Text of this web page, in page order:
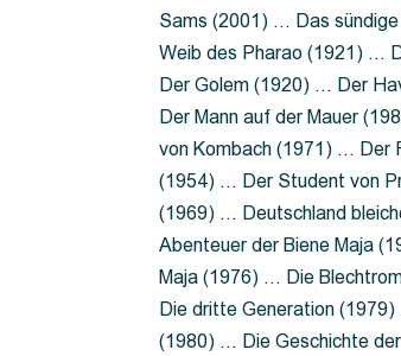
Sams (2001) … Das
Weib des Pharao (1921) …
Der Golem (1920) … Der
Der Mann auf der Mauer
von Kombach (1971) … Der
(1954) … Der Student von
(1969) … Deutschland
Abenteuer der Biene Maja
Maja (1976) … Die
Die dritte Generation
(1980) … Die Geschichte